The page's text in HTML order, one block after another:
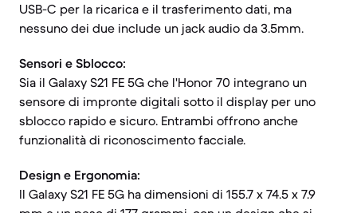
USB-C per la ricarica e il trasferimento dati, ma
nessuno dei due include un jack audio da 3.5mm.
Sensori e Sblocco:
Sia il Galaxy S21 FE 5G che l'Honor 70 integrano un
sensore di impronte digitali sotto il display per uno
sblocco rapido e sicuro. Entrambi offrono anche
funzionalità di riconoscimento facciale.
Design e Ergonomia:
Il Galaxy S21 FE 5G ha dimensioni di 155.7 x 74.5 x 7.9